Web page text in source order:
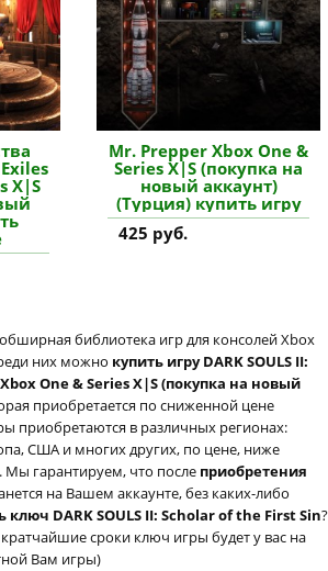
X|S
Mr. Prepper Xbox One &
Series X|S (покупка на
новый аккаунт)
(Турция) купить игру
425 руб.
библиотека игр для консолей Xbox
них можно купить игру DARK SOULS II:
One & Series X|S (покупка на новый
приобретается по сниженной цене
приобретаются в различных регионах:
США и многих других, по цене, ниже
Мы гарантируем, что после приобретения
на Вашем аккаунте, без каких-либо
ключ DARK SOULS II: Scholar of the First Sin?
сроки ключ игры будет у вас на
Вам игры)